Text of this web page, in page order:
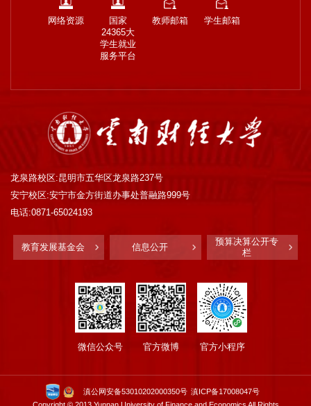
网络资源
国家
24365大
学生就业
服务平台
教师邮箱 学生邮箱
龙泉路校区:昆明市五华区龙泉路237号
安宁校区:安宁市金方街道办事处普融路999号
电话:0871-65024193
教育发展基金会 信息公开
预算决算公开专
栏
微信公众号 官方微博 官方小程序
滇公网安备53010202000350号 滇ICP备17008047号